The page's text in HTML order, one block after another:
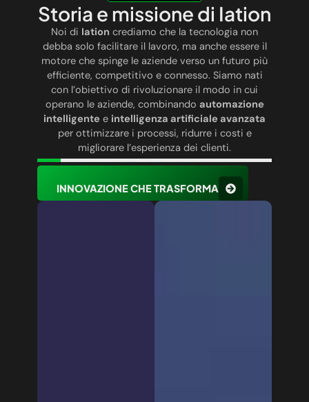
Storia e missione di Iation
Noi di Iation crediamo che la tecnologia non
debba solo facilitare il lavoro, ma anche essere il
motore che spinge le aziende verso un futuro più
efficiente, competitivo e connesso. Siamo nati
con l’obiettivo di rivoluzionare il modo in cui
operano le aziende, combinando automazione
intelligente e intelligenza artificiale avanzata
per ottimizzare i processi, ridurre i costi e
migliorare l’esperienza dei clienti.
INNOVAZIONE CHE TRASFORMA